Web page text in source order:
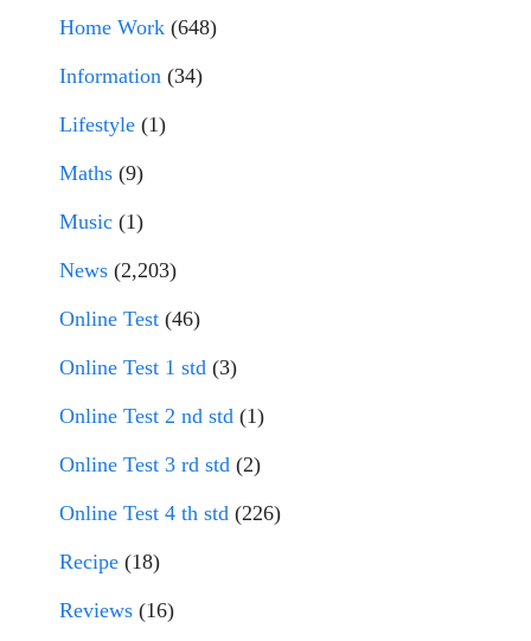
Home Work (648)
Information (34)
Lifestyle (1)
Maths (9)
Music (1)
News (2,203)
Online Test (46)
Online Test 1 std (3)
Online Test 2 nd std (1)
Online Test 3 rd std (2)
Online Test 4 th std (226)
Recipe (18)
Reviews (16)